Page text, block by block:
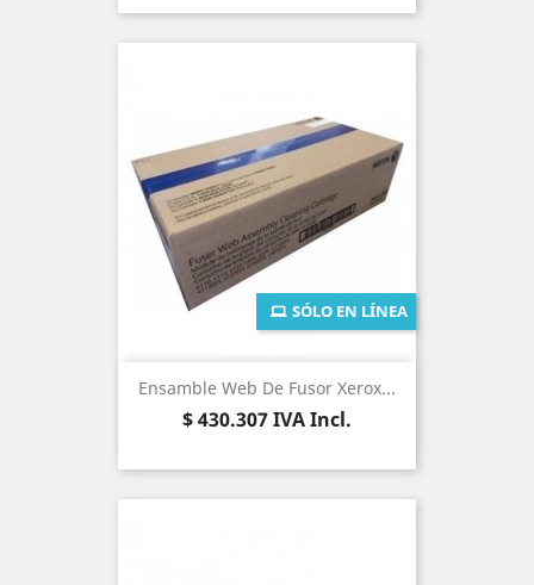
Ensamble Web De Fusor Xerox...
Precio
$ 430.307IVA Incl.
SÓLO EN LÍNEA